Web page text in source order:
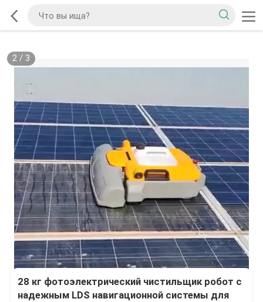
2/ 3
28 кг фотоэлектрический чистильщик робот с
надежным LDS навигационной системы для